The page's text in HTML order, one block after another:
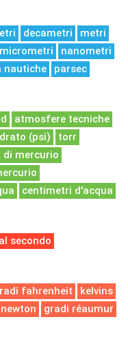
decametri
metri
micrometri
nanometri
nautiche
parsec
atmosfere tecniche
(psi)
torr
mercurio
centimetri d'acqua
secondo
fahrenheit
kelvins
gradi réaumur